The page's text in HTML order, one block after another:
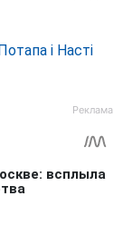
і Насті